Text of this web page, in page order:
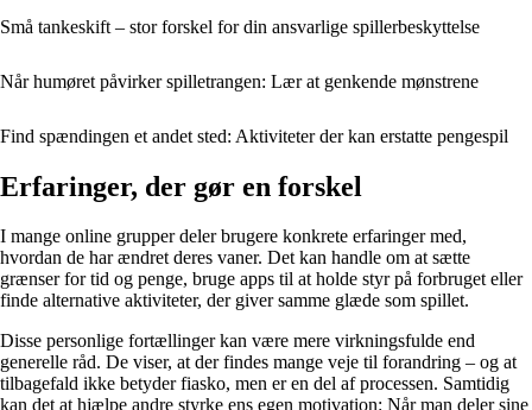
Små tankeskift – stor forskel for din ansvarlige spillerbeskyttelse
Når humøret påvirker spilletrangen: Lær at genkende mønstrene
Find spændingen et andet sted: Aktiviteter der kan erstatte pengespil
Erfaringer, der gør en forskel
I mange online grupper deler brugere konkrete erfaringer med,
hvordan de har ændret deres vaner. Det kan handle om at sætte
grænser for tid og penge, bruge apps til at holde styr på forbruget eller
finde alternative aktiviteter, der giver samme glæde som spillet.
Disse personlige fortællinger kan være mere virkningsfulde end
generelle råd. De viser, at der findes mange veje til forandring – og at
tilbagefald ikke betyder fiasko, men er en del af processen. Samtidig
kan det at hjælpe andre styrke ens egen motivation: Når man deler sine